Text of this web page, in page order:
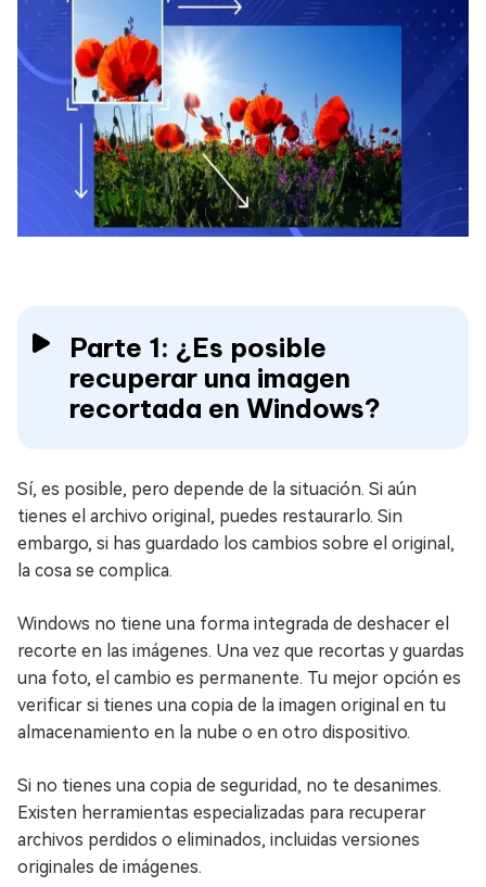
Parte 1: ¿Es posible
recuperar una imagen
recortada en Windows?
Sí, es posible, pero depende de la situación. Si aún
tienes el archivo original, puedes restaurarlo. Sin
embargo, si has guardado los cambios sobre el original,
la cosa se complica.
Windows no tiene una forma integrada de deshacer el
recorte en las imágenes. Una vez que recortas y guardas
una foto, el cambio es permanente. Tu mejor opción es
verificar si tienes una copia de la imagen original en tu
almacenamiento en la nube o en otro dispositivo.
Si no tienes una copia de seguridad, no te desanimes.
Existen herramientas especializadas para recuperar
archivos perdidos o eliminados, incluidas versiones
originales de imágenes.